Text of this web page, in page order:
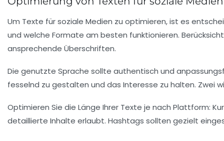
Um Texte für soziale Medien zu optimieren, ist es
und welche Formate am besten funktionieren.
ansprechende Überschriften.
Die genutzte Sprache sollte authentisch und
fesselnd zu gestalten und das Interesse zu halten. Zwei
Optimieren Sie die Länge Ihrer Texte je nach Plattform:
detaillierte Inhalte erlaubt. Hashtags sollten gezielt